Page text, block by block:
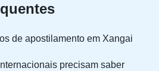
de apostilamento em Xangai
precisam saber